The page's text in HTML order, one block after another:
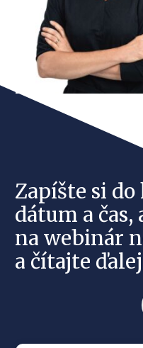
Zapíšte si
dátum a čas,
na webinár
a čítajte